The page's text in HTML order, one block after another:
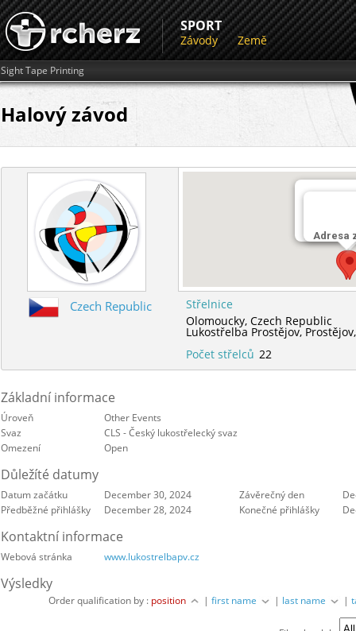
SPORT
Závody Země
Sight Tape Printing
Halový závod
Adresa
Czech Republic
Střelnice
Olomoucky,Czech Republic
Lukostřelba Prostějov,
Počet střelců 22
Základní informace
Úroveň
Other Events
Svaz
CLS - Český lukostřelecký svaz
Omezení
Open
Důležíté datumy
Datum začátku December 30, 2024 Závěrečný den
Předběžné přihlášky
December 28, 2024 Konečné přihlášky
Kontaktní informace
Webová stránka www.lukostrelbapv.cz
Výsledky
Order qualification by : position |first name | last name |